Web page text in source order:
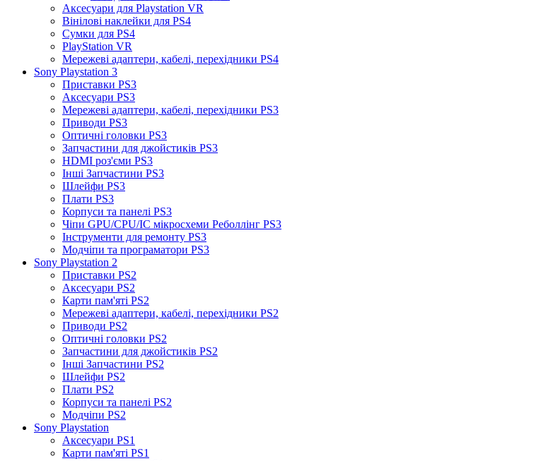
Аксесуари для Playstation VR
Вінілові наклейки для PS4
Сумки для PS4
PlayStation VR
Мережеві адаптери, кабелі, перехідники PS4
Sony Playstation 3
Приставки PS3
Аксесуари PS3
Мережеві адаптери, кабелі, перехідники PS3
Приводи PS3
Оптичні головки PS3
Запчастини для джойстиків PS3
HDMI роз'єми PS3
Інші Запчастини PS3
Шлейфи PS3
Плати PS3
Корпуси та панелі PS3
Чіпи GPU/CPU/IC мікросхеми Реболлінг PS3
Інструменти для ремонту PS3
Модчіпи та програматори PS3
Sony Playstation 2
Приставки PS2
Аксесуари PS2
Карти пам'яті PS2
Мережеві адаптери, кабелі, перехідники PS2
Приводи PS2
Оптичні головки PS2
Запчастини для джойстиків PS2
Інші Запчастини PS2
Шлейфи PS2
Плати PS2
Корпуси та панелі PS2
Модчіпи PS2
Sony Playstation
Аксесуари PS1
Карти пам'яті PS1